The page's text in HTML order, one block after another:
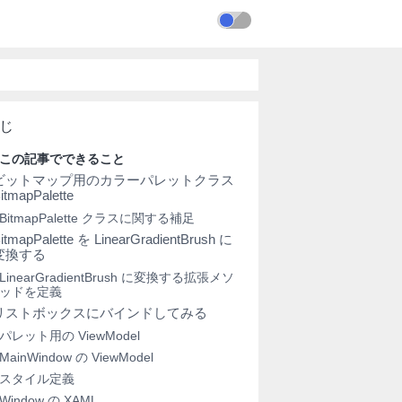
の記事でできること
ットマップ用のカラーパレットクラス
クラスに関する補足
を LinearGradientBrush に
換する
に変換する拡張メソ
ドを定義
ストボックスにバインドしてみる
レット用の ViewModel
の ViewModel
タイル定義